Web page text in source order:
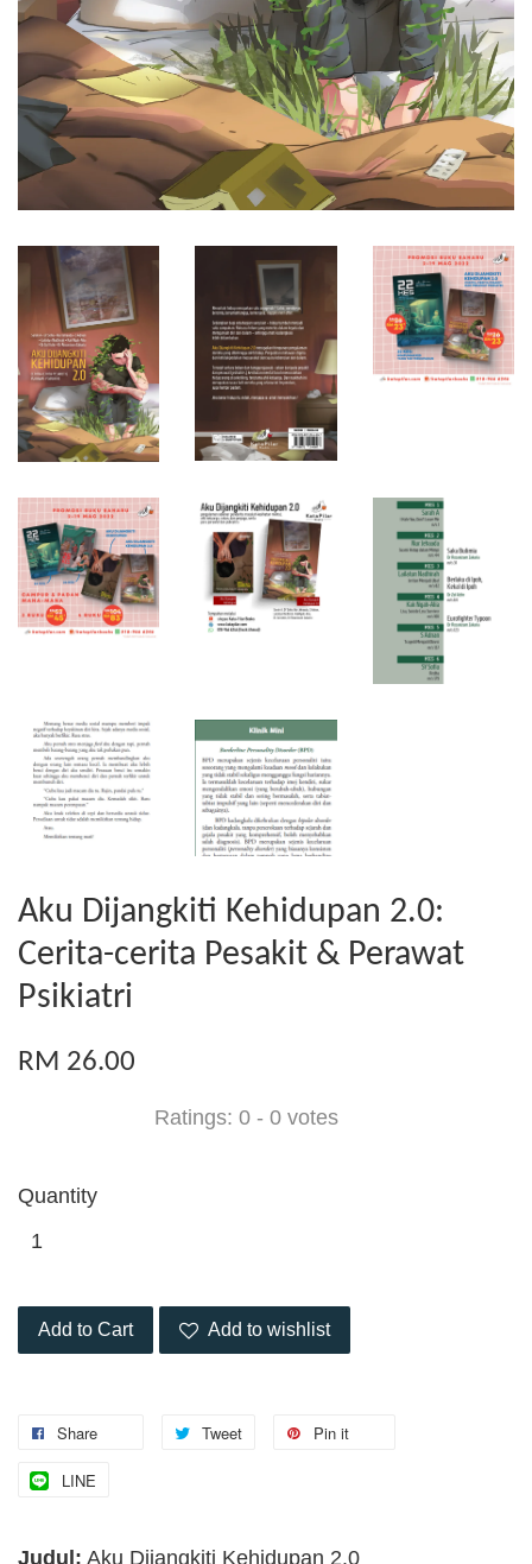
Aku Dijangkiti Kehidupan 2.0:
Cerita-cerita Pesakit & Perawat
Psikiatri
RM 26.00
Ratings: 0 - 0 votes
Quantity
Add to Cart Add to wishlist
Share Tweet Pin it
LINE
Judul: Aku Dijangkiti Kehidupan 2.0